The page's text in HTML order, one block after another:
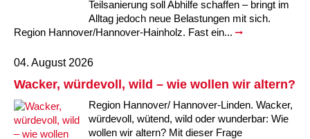
Teilsanierung soll Abhilfe schaffen – bringt im
Alltag jedoch neue Belastungen mit sich.
Region Hannover/Hannover-Hainholz. Fast ein...
04. August 2026
Wacker, würdevoll, wild – wie wollen wir altern?
Region Hannover/ Hannover-Linden. Wacker,
würdevoll, wütend, wild oder wunderbar: Wie
wollen wir altern? Mit dieser Frage